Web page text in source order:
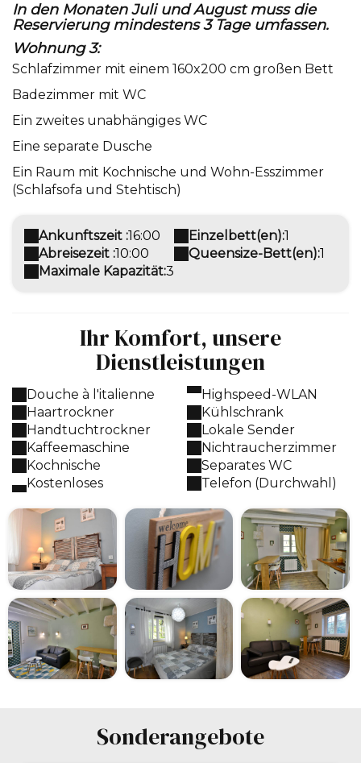
In den Monaten Juli und August muss die
Reservierung mindestens 3 Tage umfassen.
Wohnung 3:
Schlafzimmer mit einem 160x200 cm großen Bett
Badezimmer mit WC
Ein zweites unabhängiges WC
Eine separate Dusche
Ein Raum mit Kochnische und Wohn-Esszimmer
(Schlafsofa und Stehtisch)
Ankunftszeit :16:00
Abreisezeit :10:00
Maximale Kapazität:3
Einzelbett(en):1
Queensize-Bett(en):1
Ihr Komfort, unsere
Dienstleistungen
Douche à l'italienne
Haartrockner
Handtuchtrockner
Kaffeemaschine
Kochnische
Kostenloses
Highspeed-WLAN
Kühlschrank
Lokale Sender
Nichtraucherzimmer
Separates WC
Telefon (Durchwahl)
Sonderangebote